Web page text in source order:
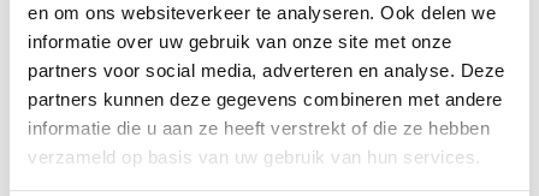
en om ons websiteverkeer te analyseren. Ook delen we
informatie over uw gebruik van onze site met onze
partners voor social media, adverteren en analyse. Deze
partners kunnen deze gegevens combineren met andere
informatie die u aan ze heeft verstrekt of die ze hebben
verzameld op basis van uw gebruik van hun services.